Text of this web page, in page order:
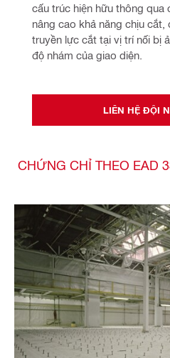
cấu trúc hiện hữu thông qua
nâng cao khả năng chịu
truyền lực cắt tại vị trí nối bị
độ nhám của giao diện.​
LIÊN HỆ ĐỘI
CHỨNG CHỈ THEO EAD